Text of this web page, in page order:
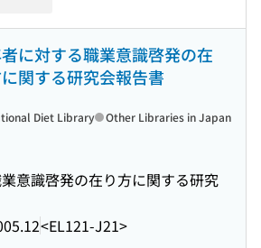
に対する職業意識啓発の在
関する研究会報告書
意識啓発の在り方に関する研究
<EL121-J21>
Diet Library Other Libraries in Japan